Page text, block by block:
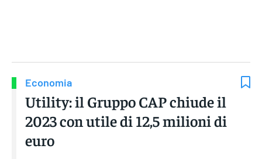
Economia
Utility: il Gruppo CAP chiude il
2023 con utile di 12,5 milioni di
euro